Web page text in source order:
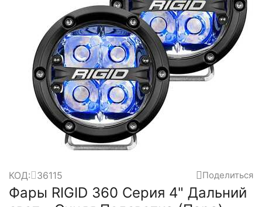
КОД: 36115 Поделиться
Фары RIGID 360 Серия 4" Дальний